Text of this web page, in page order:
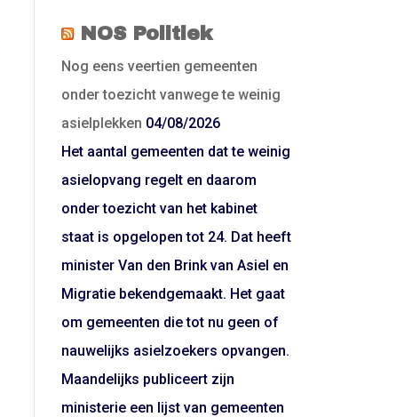
NOS Politiek
Nog eens veertien gemeenten
onder toezicht vanwege te weinig
asielplekken 04/08/2026
Het aantal gemeenten dat te weinig
asielopvang regelt en daarom
onder toezicht van het kabinet
staat is opgelopen tot 24. Dat heeft
minister Van den Brink van Asiel en
Migratie bekendgemaakt. Het gaat
om gemeenten die tot nu geen of
nauwelijks asielzoekers opvangen.
Maandelijks publiceert zijn
ministerie een lijst van gemeenten